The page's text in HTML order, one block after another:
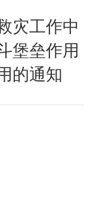
灾工作中
堡垒作用
的通知